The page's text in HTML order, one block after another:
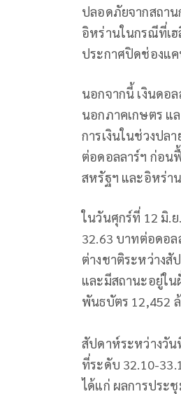
ปลอดภัยจากสถาน
อิหร่านในกรณีที่เ
ประกาศปิดช่องแ
นอกจากนี้ เงินดอ
นอกภาคเกษตร แ
การเงินในช่วงปล
ต่อดอลลาร์ฯ ก่อน
สหรัฐฯ และอิหร่า
ในวันศุกร์ที่ 12 มิ.
32.63 บาทต่อดอ
ต่างชาติระหว่าง
และมีสถานะอยู่ใ
พันธบัตร 12,452
สัปดาห์ระหว่างวัน
ที่ระดับ 32.10-
ได้แก่ ผลการประ